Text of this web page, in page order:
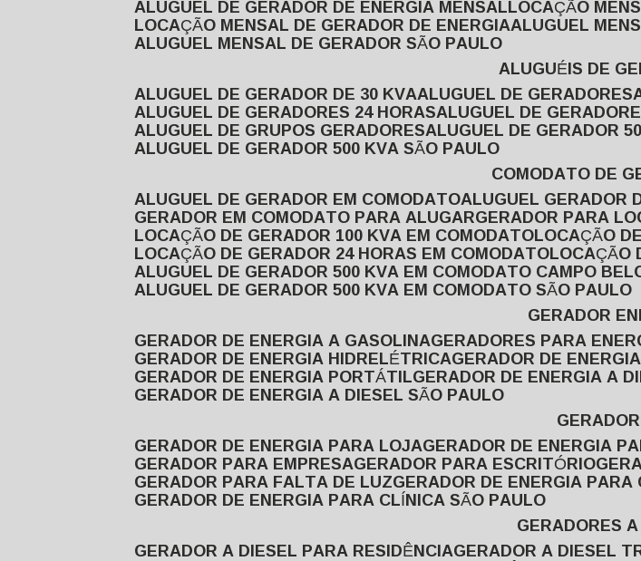
ALUGUEL DE GERADOR DE ENERGIA MENSAL LOCAÇÃO
LOCAÇÃO MENSAL DE GERADOR DE ENERGIA ALUGUEL
ALUGUEL MENSAL DE GERADOR SÃO PAULO
ALUGUÉIS DE
ALUGUEL DE GERADOR DE 30 KVA ALUGUEL DE GERADORES
ALUGUEL DE GERADORES 24 HORAS ALUGUEL DE
ALUGUEL DE GRUPOS GERADORES ALUGUEL DE GERADOR
ALUGUEL DE GERADOR 500 KVA SÃO PAULO
COMODATO DE
ALUGUEL DE GERADOR EM COMODATO ALUGUEL
GERADOR EM COMODATO PARA ALUGAR GERADOR PARA
LOCAÇÃO DE GERADOR 100 KVA EM COMODATO LOCAÇÃO
LOCAÇÃO DE GERADOR 24 HORAS EM COMODATO
ALUGUEL DE GERADOR 500 KVA EM COMODATO CAMPO
ALUGUEL DE GERADOR 500 KVA EM COMODATO SÃO PAULO
GERADOR
GERADOR DE ENERGIA A GASOLINA GERADORES PARA
GERADOR DE ENERGIA HIDRELÉTRICA GERADOR DE
GERADOR DE ENERGIA PORTÁTIL GERADOR DE ENERGIA A
GERADOR DE ENERGIA A DIESEL SÃO PAULO
GERADOR DE ENERGIA PARA LOJA GERADOR DE ENERGIA
GERADOR PARA EMPRESA GERADOR PARA ESCRITÓRIO
GERADOR PARA FALTA DE LUZ GERADOR DE ENERGIA
GERADOR DE ENERGIA PARA CLÍNICA SÃO PAULO
GERADORES
GERADOR A DIESEL PARA RESIDÊNCIA GERADOR A DIESEL